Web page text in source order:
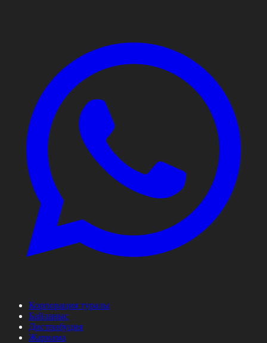
Корпорация туралы
Байланыс
Дистрибуция
Жарнама